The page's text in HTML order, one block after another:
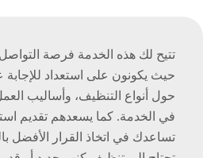
تتيح لك هذه الخدمة فرصة
حيث يكونون على استعداد
حول أنواع التنظيف، وأساليب
في الخدمة. كما يسعدهم تقديم
تساعدك في اتخاذ القرار الأفضل